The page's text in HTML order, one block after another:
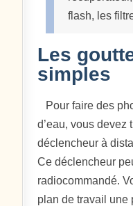
flash, les
Les
simples
Pour faire des
d’eau, vous devez
déclencheur à
Ce déclencheur
radiocommandé.
plan de travail une